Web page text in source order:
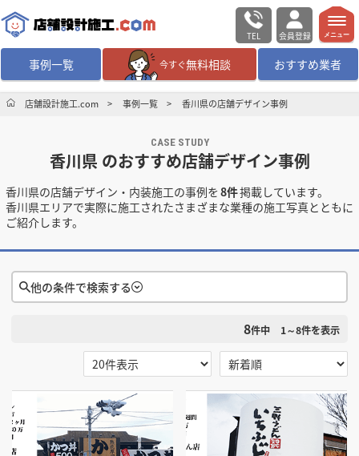
TEL 会員登録
事例一覧 今すぐ無料相談 おすすめ業者
無料相談 ログイン／会員登録
デザイン設計・施工 業者を探す
店舗・商業施設の施工事例を探す
店舗設計施工.comとは
掲載希望のデザイン設計・施工会社様へ
店舗開業・改装を ご検討中の方へ
メニュー
店舗設計施工.com 事例一覧 香川県の店舗デザイン事例
CASE STUDY
香川県 のおすすめ店舗デザイン事例
香川県の店舗デザイン・内装施工の事例を8件掲載しています。
香川県エリアで実際に施工されたさまざまな業種の施工写真とともに
ご紹介します。
他の条件で検索する
検索条件をクリア
業種
8件中 1～8件を表示